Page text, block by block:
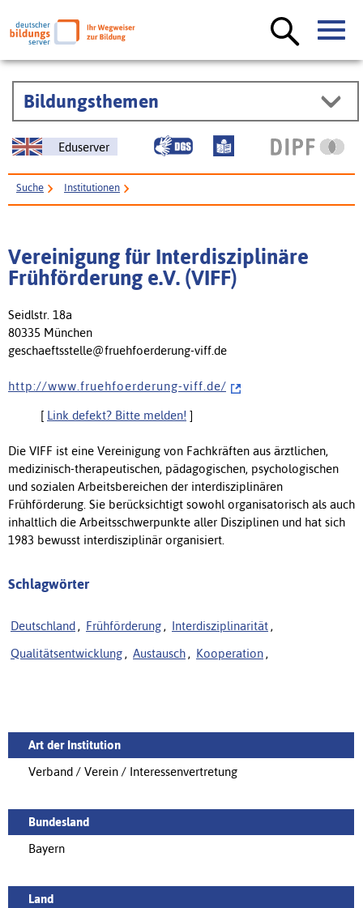
Bildungsthemen
Eduserver
Suche Institutionen
Vereinigung für Interdisziplinäre
Frühförderung e.V. (VIFF)
Seidlstr. 18a
80335 München
geschaeftsstelle@fruehfoerderung-viff.de
h t t p : / / w w w . f r u e h f o e r d e r u n g - v i f f . d e /
[ Link defekt? Bitte melden! ]
Die VIFF ist eine Vereinigung von Fachkräften aus ärztlichen,
medizinisch-therapeutischen, pädagogischen, psychologischen
und sozialen Arbeitsbereichen der interdisziplinären
Frühförderung. Sie berücksichtigt sowohl organisatorisch als auch
inhaltlich die Arbeitsschwerpunkte aller Disziplinen und hat sich
1983 bewusst interdisziplinär organisiert.
Schlagwörter
Deutschland , Frühförderung , Interdisziplinarität ,
Qualitätsentwicklung , Austausch , Kooperation ,
Art der Institution
Verband / Verein / Interessenvertretung
Bundesland
Bayern
Land